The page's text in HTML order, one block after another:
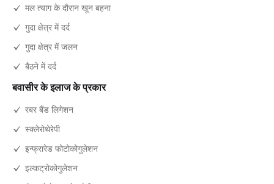
मल त्याग के दौरान खून बहना
गुदा क्षेत्र में दर्द
गुदा क्षेत्र में जलन
बैठने में दर्द
बवासीर के इलाज के प्रकार
रबर बैंड लिगेशन
स्क्लेरोथेरेपी
इन्फ्रारेड फोटोकोगुलेशन
इल्कट्रोकोगुलेशन